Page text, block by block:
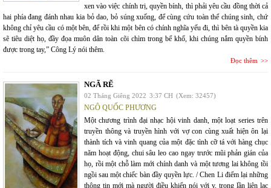
xen vào việc chính trị, quyền bính, thì phải yêu cầu đồng thời cả
hai phía đang đánh nhau kia bỏ dao, bỏ súng xuống, để cùng cứu toàn thể chúng sinh, chứ
không chỉ yêu cầu có một bên, để rồi khi một bên có chính nghĩa yếu đi, thì bên tà quyền kia
sẽ tiêu diệt họ, đầy đọa muôn dân toàn cõi chìm trong bể khổ, khi chúng nắm quyền bính
được trong tay,” Công Lý nói thêm.
Đọc thêm
NGÃ RẼ
02 Tháng Giêng 2022 3:37 CH (Xem: 32457)
NGÔ QUỐC PHƯƠNG
Một chương trình đại nhạc hội vinh danh, một loạt series trên
truyền thông và truyền hình với vợ con cùng xuất hiện ôn lại
thành tích và vinh quang của một đặc tình cỡ tá với hàng chục
năm hoạt động, chui sâu leo cao ngay trước mũi phản gián của
họ, rồi một chỗ làm mới chính danh và một tương lai không tồi
ngồi sau một chiếc bàn đầy quyền lực. / Chen Li điểm lại những
thông tin mới mà người điều khiển nói với y, trong lần liên lạc